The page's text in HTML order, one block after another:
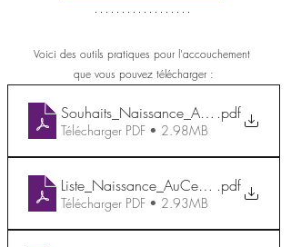
Voici des outils pratiques pour l'accouchement
que vous pouvez télécharger :
Souhaits_Naissance_AuCentreDelle
.pdf
Télécharger PDF • 2.98MB
Liste_Naissance_AuCentreDelle
.pdf
Télécharger PDF • 2.93MB